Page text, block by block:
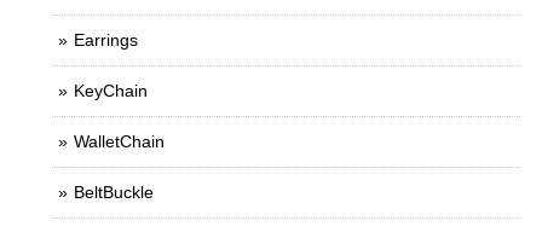
Earrings
KeyChain
WalletChain
BeltBuckle